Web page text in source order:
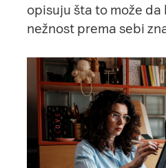
opisuju šta to može
nežnost prema sebi